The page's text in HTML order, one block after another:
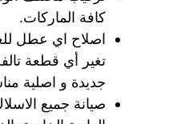
كافة الماركات.
اصلاح اي عطل
تغير أي قطعة
جديدة و اصلية
صيانة جميع